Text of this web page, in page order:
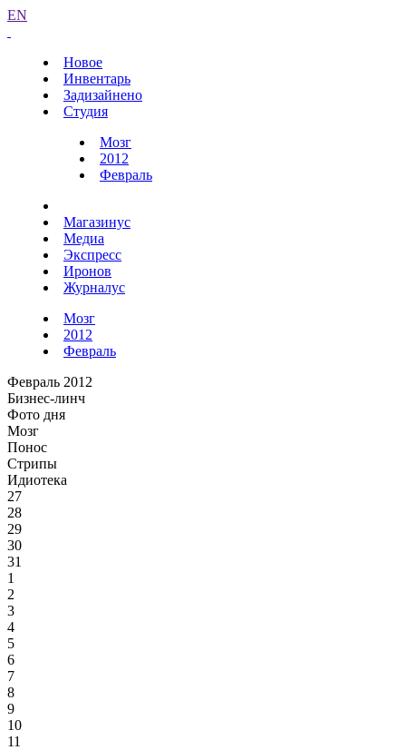
EN
Новое
Инвентарь
Задизайнено
Студия
Мозг
2012
Февраль
Магазинус
Медиа
Экспресс
Иронов
Журналус
Мозг
2012
Февраль
Февраль 2012
Бизнес-линч
Фото дня
Мозг
Понос
Стрипы
Идиотека
27
28
29
30
31
1
2
3
4
5
6
7
8
9
10
11